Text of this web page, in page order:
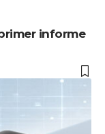
informe